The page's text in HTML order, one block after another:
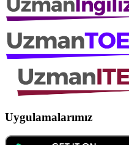
Uygulamalarımız